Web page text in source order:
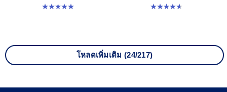
5.0 จาก 5 ดาว 4 รีวิว 4.7 จาก 5 ดาว 328 รีวิว
โหลดเพิ่มเติม (24/217)